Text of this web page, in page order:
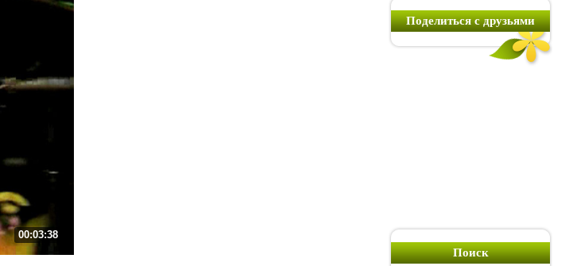
00:03:38
Поделиться с друзьями
Поиск